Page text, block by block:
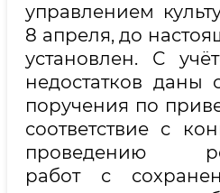
управлением
8 апреля, до
установлен. С
недостатков даны
поручения по
соответствие с
проведению
работ с